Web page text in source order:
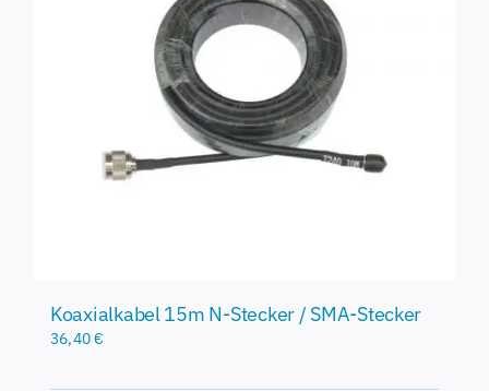
Koaxialkabel 15m N-Stecker / SMA-Stecker
36,40€